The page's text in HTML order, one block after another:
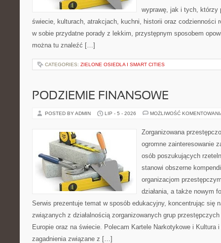
wyprawę, jak i tych, którzy
świecie, kulturach, atrakcjach, kuchni, historii oraz codzienności
w sobie przydatne porady z lekkim, przystępnym sposobem
można tu znaleźć […]
CATEGORIES: ZIELONE OSIEDLA I SMART CITIES
PODZIEMIE FINANSOWE
POSTED BY ADMIN LIP - 5 - 2026 MOŻLIWOŚĆ
Zorganizowana
ogromne zainteresowanie
osób poszukujących
stanowi obszerne
organizacjom
działania, a także nowym
Serwis prezentuje temat w sposób edukacyjny, koncentrując się
związanych z działalnością zorganizowanych grup
Europie oraz na świecie. Polecam Kartele Narkotykowe i Kultura
zagadnienia związane z […]